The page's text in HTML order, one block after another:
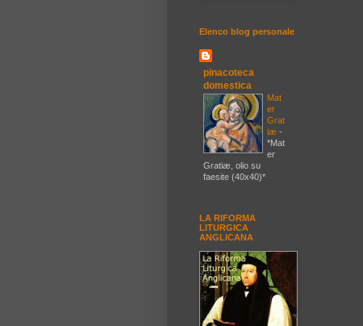
Elenco blog personale
pinacoteca
domestica
Mat
er
Grat
iæ -
*Mat
er
Gratiæ, olio su
faesite (40x40)*
LA RIFORMA
LITURGICA
ANGLICANA